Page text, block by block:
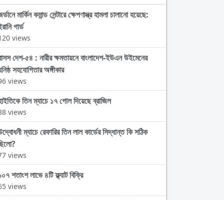
মার্কিন কমান্ড সেন্টারে ক্ষেপণাস্ত্র হামলা চালানো হয়েছে:
গার্ড
views
দেশ-৫৪ : নারীর ক্ষমতায়নে বাংলাদেশ-ইউএন উইমেনের
সহযোগিতার অঙ্গীকার
views
তিন ম্যাচে ১৭ গোল দিয়েছে ব্রাজিল
views
ম্যাচে রেফারির তিন লাল কার্ডের সিদ্ধান্ত কি সঠিক
views
শতাংশ লাভে ৪টি ফ্ল্যাট বিক্রি
views